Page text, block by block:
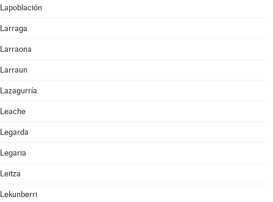
Lapoblación
Larraga
Larraona
Larraun
Lazagurría
Leache
Legarda
Legaria
Leitza
Lekunberri